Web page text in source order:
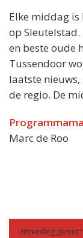
Elke middag
op Sleutelstad.
en beste oude
Tussendoor
laatste
de regio. De
Marc de Roo
Uitzending gemist?